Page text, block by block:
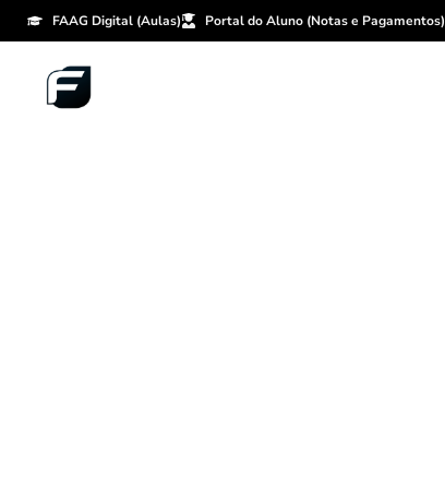
FAAG Digital (Aulas) Portal do Aluno (Notas e Pagamentos)